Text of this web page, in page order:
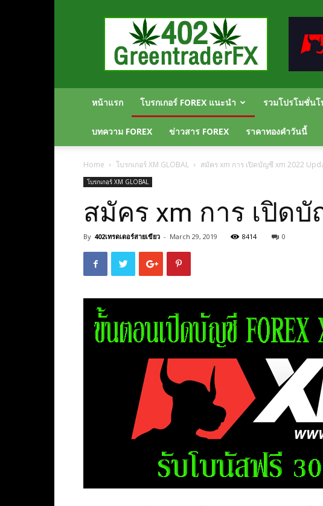
Greentraderfx
ความ
รู้
FOREX
เปิด
บัญชี
FOREX
หน้าแรก โบรกเกอร์ FOREX แนะนำ รวมโปรโมชั่นโ
บทความ FOREX ข่าวสาร FOREX ราคาทองคำวันนี้
Home โบรกเกอร์ XM GLOBAL สมัคร xm การ เปิดบัญชี xm 2022
โบรกเกอร์ XM GLOBAL
สมัคร xm การ เปิดบั
By 402เทรดเดอร์สายเขียว - March 29, 2019 8414 0